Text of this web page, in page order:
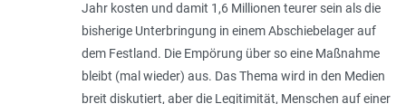
Jahr kosten und damit 1,6 Millionen teurer sein als die
bisherige Unterbringung in einem Abschiebelager auf
dem Festland. Die Empörung über so eine Maßnahme
bleibt (mal wieder) aus. Das Thema wird in den Medien
breit diskutiert, aber die Legitimität, Menschen auf einer